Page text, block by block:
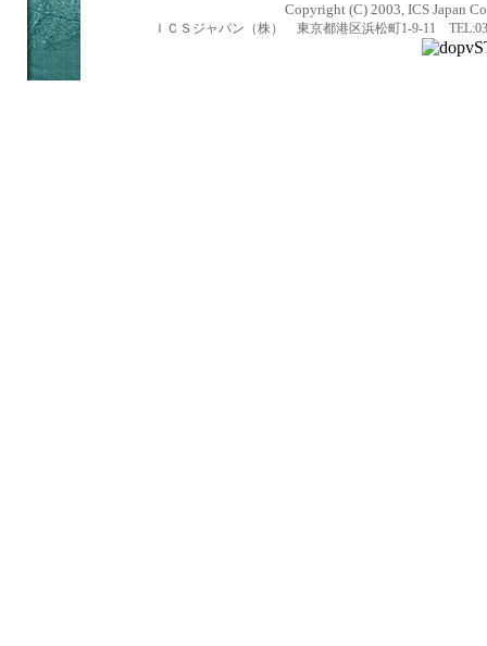
Copyright (C) 2003, ICS Japan
ＩＣＳジャパン（株） 東京都港区浜松町1-9-11